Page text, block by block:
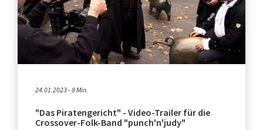
24.01.2023 - 8 Min.
"Das Piratengericht" - Video-Trailer für die
Crossover-Folk-Band "punch'n'judy"